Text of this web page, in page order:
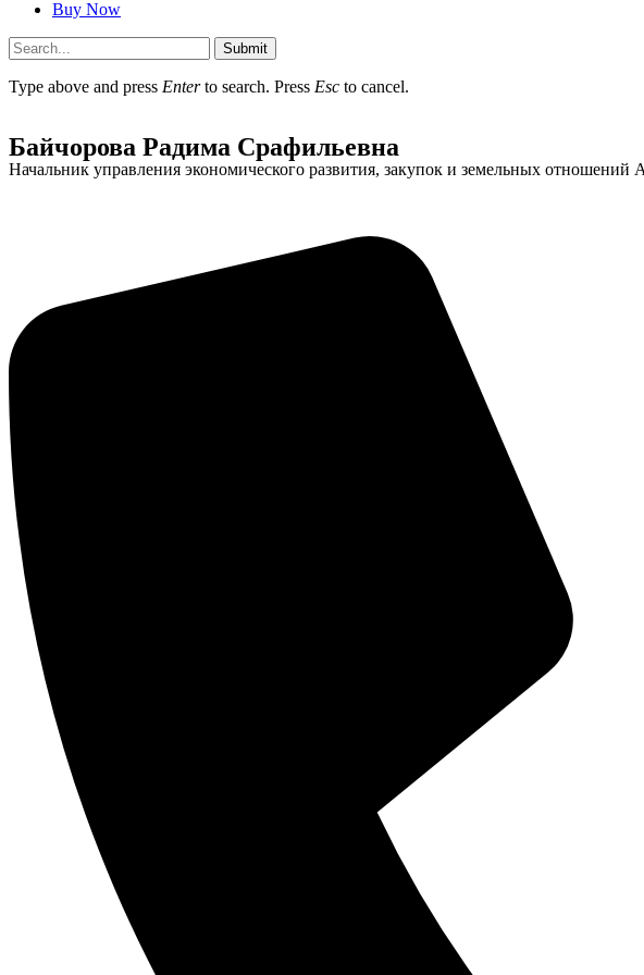
Buy Now
Submit
Type above and press Enterto search. Press Esc to cancel.
Байчорова Радима Срафильевна
Начальник управления экономического развития, закупок и земельных отношений